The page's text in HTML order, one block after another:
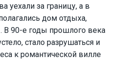
уехали за границу, а в
дом отдыха,
В 90-е годы прошлого века
стало разрушаться и
к романтической вилле